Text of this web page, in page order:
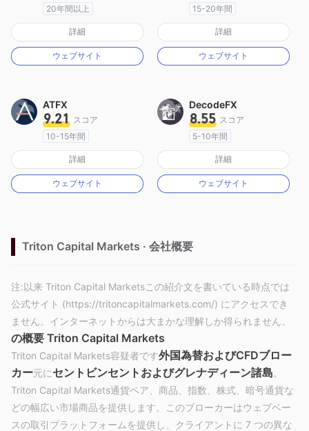
20年間以上
オーストラリア規制
マーケットメイキングライセンス（MM）
cTrader
詳細
ウェブサイト
15-20年間
イギリス規制
マーケットメイキングライセンス（MM）
MT4フルライセンス
詳細
ウェブサイト
ATFX
9.21 スコア
10-15年間
オーストラリア規制
マーケットメイキングライセンス（MM）
MT4フルライセンス
詳細
ウェブサイト
DecodeFX
8.55 スコア
5-10年間
オーストラリア規制
マーケットメイキングライセンス（MM）
MT4フルライセンス
詳細
ウェブサイト
Triton Capital Markets · 会社概要
注:以来 Triton Capital Marketsこの紹介文を書いている時点では
公式サイト (https://tritoncapitalmarkets.com/) にアクセスでき
ません。インターネットからは大まかな理解しか得られません。
の概要 Triton Capital Markets
Triton Capital Markets容疑者です外国為替およびCFDブロー
カー元にセントビンセントおよびグレナディーン諸島。
Triton Capital Markets通貨ペア、商品、指数、株式、暗号通貨な
どの幅広い市場商品を提供します。このブローカーはウェブベー
スの取引プラットフォームを提供し、クライアントに 7 つの異な